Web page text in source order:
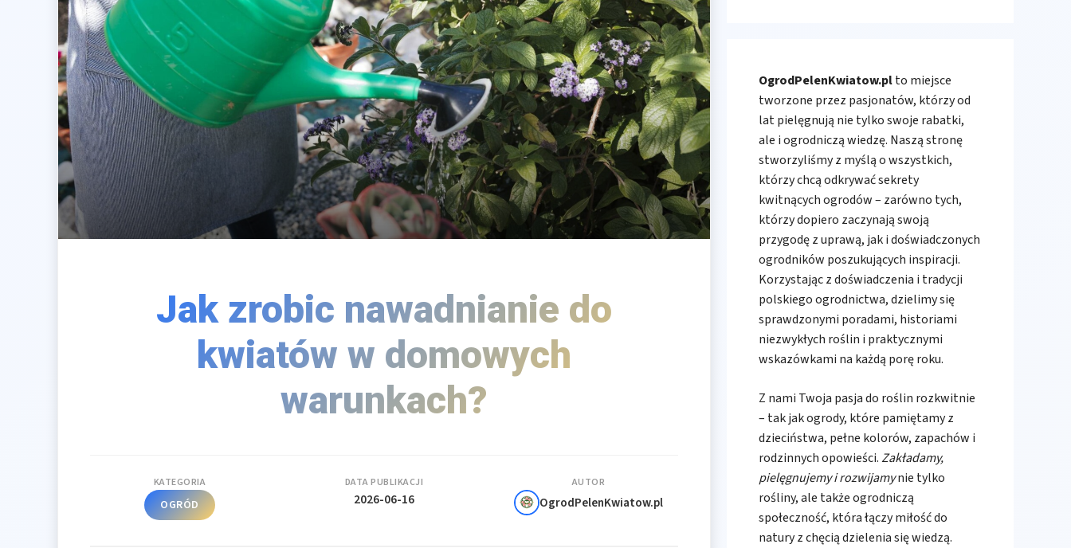
Jak zrobic nawadnianie do
kwiatów w domowych
warunkach?
KATEGORIA
OGRÓD
DATA PUBLIKACJI
2026-06-16
AUTOR
OgrodPelenKwiatow.pl
OgrodPelenKwiatow.plto miejsce
tworzone przez pasjonatów, którzy od
lat pielęgnują nie tylko swoje rabatki,
ale i ogrodniczą wiedzę. Naszą stronę
stworzyliśmy z myślą o wszystkich,
którzy chcą odkrywać sekrety
kwitnących ogrodów – zarówno tych,
którzy dopiero zaczynają swoją
przygodę z uprawą, jak i doświadczonych
ogrodników poszukujących inspiracji.
Korzystając z doświadczenia i tradycji
polskiego ogrodnictwa, dzielimy się
sprawdzonymi poradami, historiami
niezwykłych roślin i praktycznymi
wskazówkami na każdą porę roku.
Z nami Twoja pasja do roślin rozkwitnie
– tak jak ogrody, które pamiętamy z
dzieciństwa, pełne kolorów, zapachów i
rodzinnych opowieści.Zakładamy,
pielęgnujemy i rozwijamynie tylko
rośliny, ale także ogrodniczą
społeczność, która łączy miłość do
natury z chęcią dzielenia się wiedzą.